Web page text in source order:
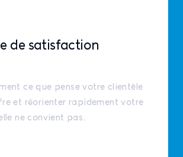
de satisfaction
ce que pense votre clientèle
et réorienter rapidement votre
ne convient pas.